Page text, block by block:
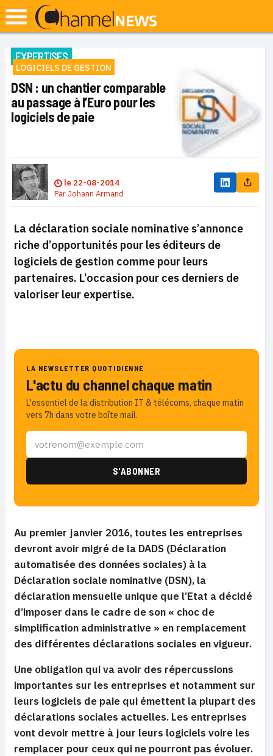
EXPERTISES
LOGICIELS DE GESTION
DSN : un chantier comparable
au passage à l’Euro pour les
logiciels de paie
le 22-08-2014
Par Johann Armand
La déclaration sociale nominative s’annonce
riche d’opportunités pour les éditeurs de
logiciels de gestion comme pour leurs
partenaires. L’occasion pour ces derniers de
valoriser leur expertise.
LA NEWSLETTER QUOTIDIENNE
L'actu du channel chaque matin
L'essentiel de la distribution IT & télécoms, chaque matin
vers 7h dans votre boîte mail.
Au premier janvier 2016, toutes les entreprises
devront avoir migré de la DADS (Déclaration
automatisée des données sociales) à la
Déclaration sociale nominative (DSN), la
déclaration mensuelle unique que l’Etat a décidé
d’imposer dans le cadre de son « choc de
simplification administrative » en remplacement
des différentes déclarations sociales en vigueur.
Une obligation qui va avoir des répercussions
importantes sur les entreprises et notamment sur
leurs logiciels de paie qui émettent la plupart des
déclarations sociales actuelles. Les entreprises
vont devoir mettre à jour leurs logiciels voire les
remplacer pour ceux qui ne pourront pas évoluer.